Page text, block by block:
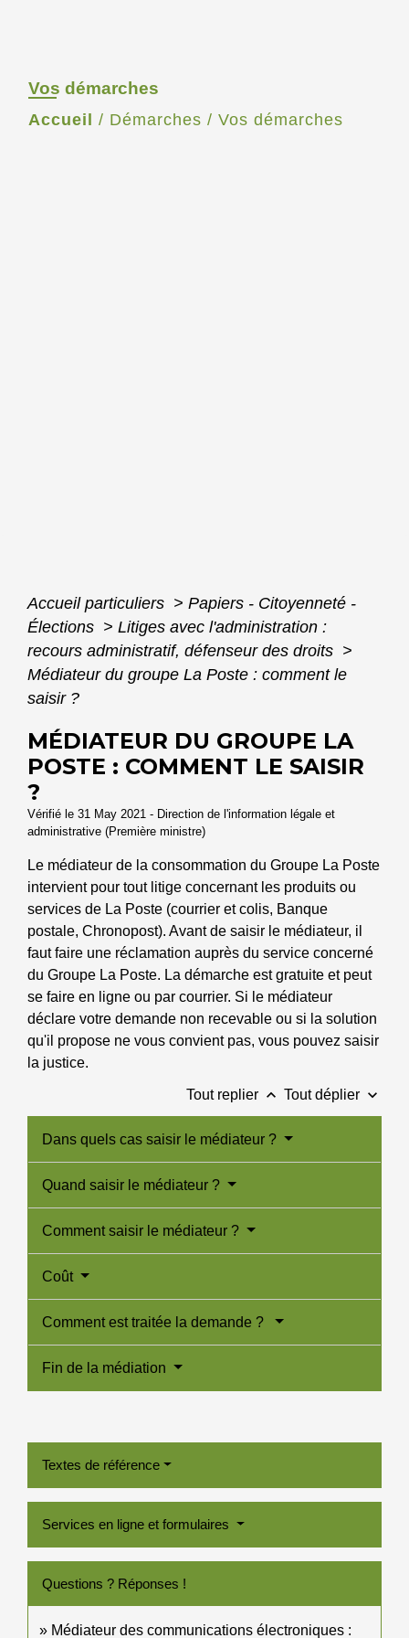
Vos démarches
Accueil / Démarches / Vos démarches
Accueil particuliers > Papiers - Citoyenneté -
Élections > Litiges avec l'administration :
recours administratif, défenseur des droits >
Médiateur du groupe La Poste : comment le
saisir ?
MÉDIATEUR DU GROUPE LA
POSTE : COMMENT LE SAISIR
?
Vérifié le 31 May 2021 - Direction de l'information légale et
administrative (Première ministre)
Le médiateur de la consommation du Groupe La Poste
intervient pour tout litige concernant les produits ou
services de La Poste (courrier et colis, Banque
postale, Chronopost). Avant de saisir le médiateur, il
faut faire une réclamation auprès du service concerné
du Groupe La Poste. La démarche est gratuite et peut
se faire en ligne ou par courrier. Si le médiateur
déclare votre demande non recevable ou si la solution
qu'il propose ne vous convient pas, vous pouvez saisir
la justice.
Tout replier keyboard_arrow_up Tout déplier keyboard_arrow_down
Dans quels cas saisir le médiateur ?
Quand saisir le médiateur ?
Comment saisir le médiateur ?
Coût
Comment est traitée la demande ?
Fin de la médiation
Textes de référence
Services en ligne et formulaires
Questions ? Réponses !
Médiateur des communications électroniques :